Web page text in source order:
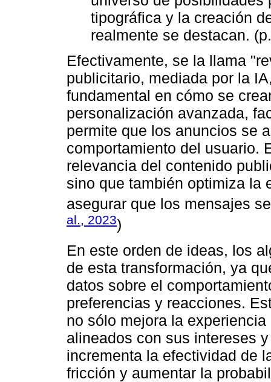
tipográfica y la creación
realmente se destacan.
Efectivamente, se la llama
publicitario, mediada por la
fundamental en cómo se
personalización avanzada,
permite que los anuncios se
comportamiento del usuario.
relevancia del contenido
sino que también optimiza la
asegurar que los mensajes
al., 2023)
En este orden de ideas, los
de esta transformación, ya
datos sobre el
preferencias y reacciones.
no sólo mejora la
alineados con sus intereses
incrementa la efectividad de
fricción y aumentar la